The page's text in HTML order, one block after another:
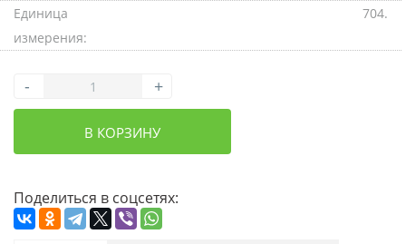
Единица
измерения:
704.
- +
В КОРЗИНУ
Поделиться в соцсетях: